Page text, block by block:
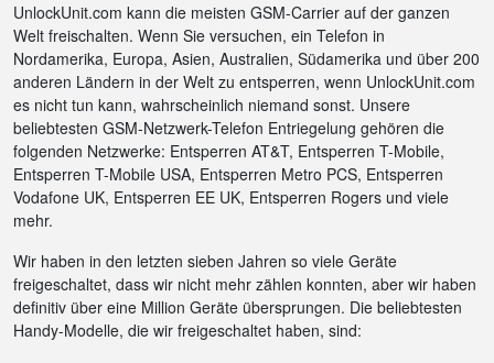
UnlockUnit.com kann die meisten GSM-Carrier auf der ganzen
Welt freischalten. Wenn Sie versuchen, ein Telefon in
Nordamerika, Europa, Asien, Australien, Südamerika und über 200
anderen Ländern in der Welt zu entsperren, wenn UnlockUnit.com
es nicht tun kann, wahrscheinlich niemand sonst. Unsere
beliebtesten GSM-Netzwerk-Telefon Entriegelung gehören die
folgenden Netzwerke: Entsperren AT&T, Entsperren T-Mobile,
Entsperren T-Mobile USA, Entsperren Metro PCS, Entsperren
Vodafone UK, Entsperren EE UK, Entsperren Rogers und viele
mehr.
Wir haben in den letzten sieben Jahren so viele Geräte
freigeschaltet, dass wir nicht mehr zählen konnten, aber wir haben
definitiv über eine Million Geräte übersprungen. Die beliebtesten
Handy-Modelle, die wir freigeschaltet haben, sind: